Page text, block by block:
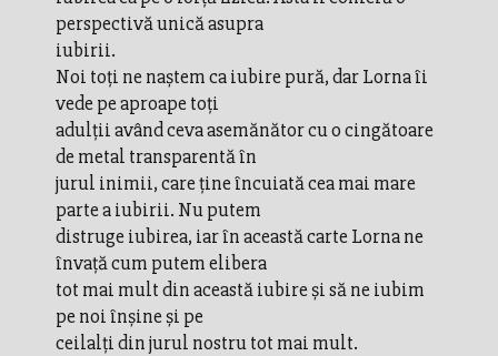
perspectivă unică asupra
iubirii.
Noi toţi ne naştem ca iubire pură, dar Lorna îi
vede pe aproape toţi
adulţii având ceva asemănător cu o cingătoare
de metal transparentă în
jurul inimii, care ţine încuiată cea mai mare
parte a iubirii. Nu putem
distruge iubirea, iar în această carte Lorna ne
învaţă cum putem elibera
tot mai mult din această iubire şi să ne iubim
pe noi înşine şi pe
ceilalţi din jurul nostru tot mai mult.